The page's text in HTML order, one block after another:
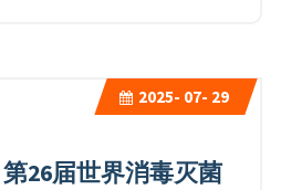
2025- 07- 29
26届世界消毒灭菌